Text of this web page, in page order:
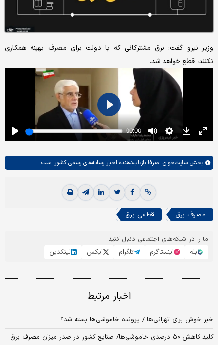
وزیر نیرو گفت: برق مشترکانی که با دولت برای مصرف بهینه همکاری
نکنند، قطع خواهد شد.
بخش سایت‌خوان، صرفا بازتاب‌دهنده اخبار رسانه‌های رسمی کشور است.
مصرف برق قطعی برق
ما را در شبکه‌های اجتماعی دنبال کنید
بله
اینستاگرم تلگرام ایکس لینکدین
اخبار مرتبط
خبر خوش برای تهرانی‌ها / پرونده خاموشی‌ها بسته شد؟
کلید کاهش ۵۰ درصدی خاموشی‌ها/ صنایع کشور در صدر میزان مصرف برق